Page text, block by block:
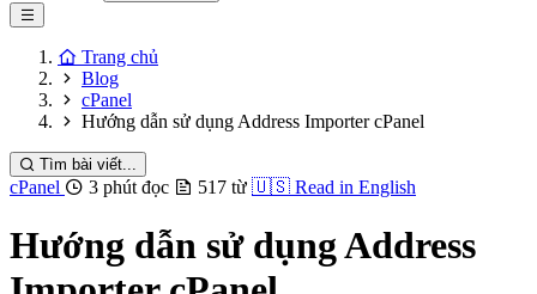
Trang chủ
Blog
cPanel
Hướng dẫn sử dụng Address Importer cPanel
Tìm bài viết...
cPanel 3 phút đọc 517 từ 🇺🇸 Read in English
Hướng dẫn sử dụng Address